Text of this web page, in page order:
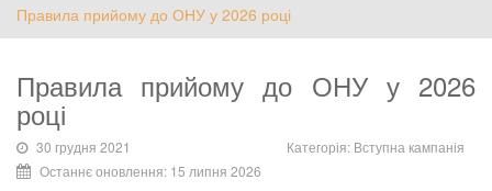
Правила прийому до ОНУ у 2026 році
Правила прийому до ОНУ у 2026
році
30 грудня 2021 Категорія: Вступна кампанія
Останнє оновлення: 15 липня 2026